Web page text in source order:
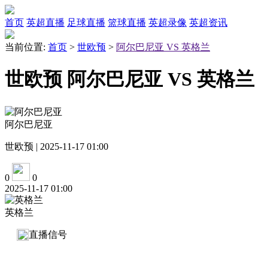
首页 英超直播 足球直播 篮球直播 英超录像 英超资讯
当前位置: 首页 > 世欧预 > 阿尔巴尼亚 VS 英格兰
世欧预 阿尔巴尼亚 VS 英格兰
阿尔巴尼亚
世欧预 | 2025-11-17 01:00
0
0
2025-11-17 01:00
英格兰
直播信号